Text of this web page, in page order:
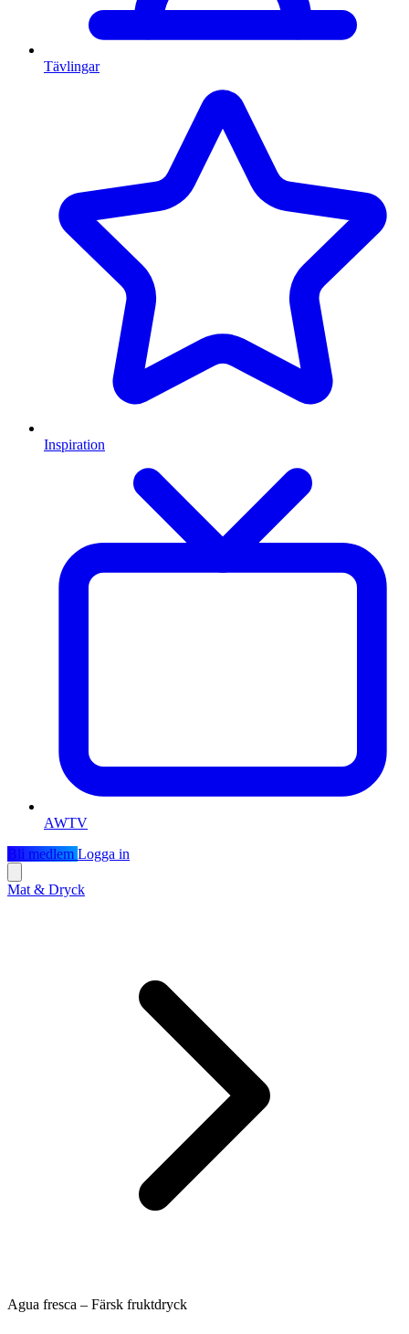
Tävlingar
Inspiration
AWTV
Bli medlem Logga in
Mat & Dryck
Agua fresca – Färsk fruktdryck